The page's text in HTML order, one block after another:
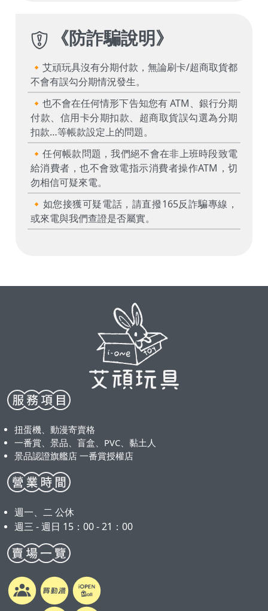
《防詐騙說明》
🔸艾頑玩具沒有分期付款，無論刷卡/超商取貨都
不會有誤勾分期情況發生。
🔸也不會在任何情形下告知您有 ATM、銀行分期
付款、信用卡分期扣款、超商取貨誤勾選為分期
扣款…等帳款設定上的問題。
🔸任何帳款問題，我們絕不會在非上班時段致電
給消費者，也不會致電指示消費者操作ATM，切
勿相信可疑來電。
🔸如您接獲可疑電話，請直撥165反詐騙專線，
或來電與我們查證是否屬實。
扭蛋機、動漫寄賣格
一番賞、景品、盲盒、PVC、黏土人
景品認證旗艦店 一番賞授權店
週一、二 公休
週三 - 週日 15：00 - 21：00